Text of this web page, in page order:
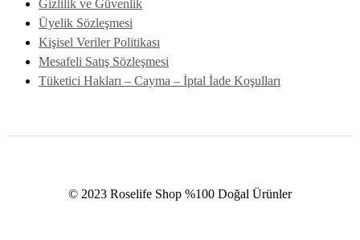
Gizlilik ve Güvenlik
Üyelik Sözleşmesi
Kişisel Veriler Politikası
Mesafeli Satış Sözleşmesi
Tüketici Hakları – Cayma – İptal İade Koşulları
© 2023 Roselife Shop %100 Doğal Ürünler